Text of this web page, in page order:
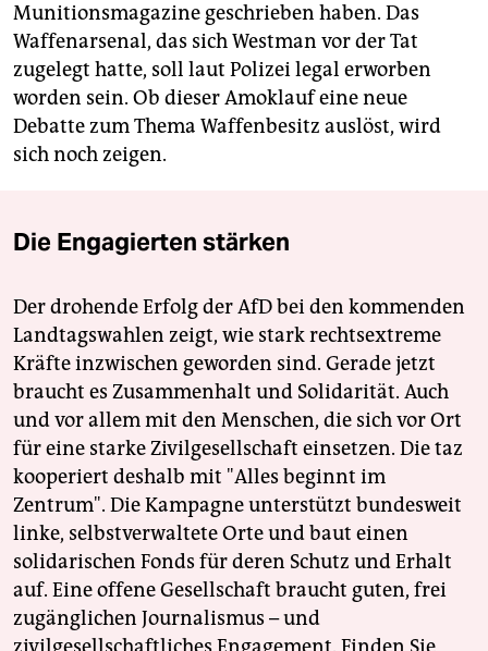
Munitionsmagazine geschrieben haben. Das
Waffenarsenal, das sich Westman vor der Tat
zugelegt hatte, soll laut Polizei legal erworben
worden sein. Ob dieser Amoklauf eine neue
Debatte zum Thema Waffenbesitz auslöst, wird
sich noch zeigen.
Die Engagierten stärken
Der drohende Erfolg der AfD bei den kommenden
Landtagswahlen zeigt, wie stark rechtsextreme
Kräfte inzwischen geworden sind. Gerade jetzt
braucht es Zusammenhalt und Solidarität. Auch
und vor allem mit den Menschen, die sich vor Ort
für eine starke Zivilgesellschaft einsetzen. Die taz
kooperiert deshalb mit "Alles beginnt im
Zentrum". Die Kampagne unterstützt bundesweit
linke, selbstverwaltete Orte und baut einen
solidarischen Fonds für deren Schutz und Erhalt
auf. Eine offene Gesellschaft braucht guten, frei
zugänglichen Journalismus – und